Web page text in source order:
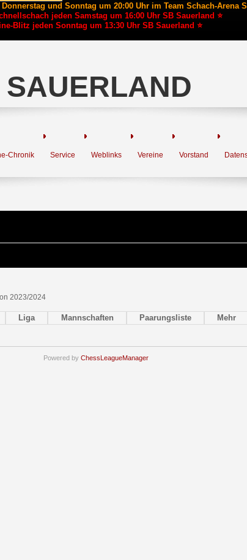
und Sonntag um 20:00 Uhr im Team Schach-Arena
jeden Samstag um 16:00 Uhr SB Sauerland ⭐
Blitz jeden Sonntag um 13:30 Uhr SB Sauerland ⭐
Chronik Service Weblinks Vereine Vorstand
2023/2024
Liga Mannschaften Paarungsliste Mehr
Powered by ChessLeagueManager